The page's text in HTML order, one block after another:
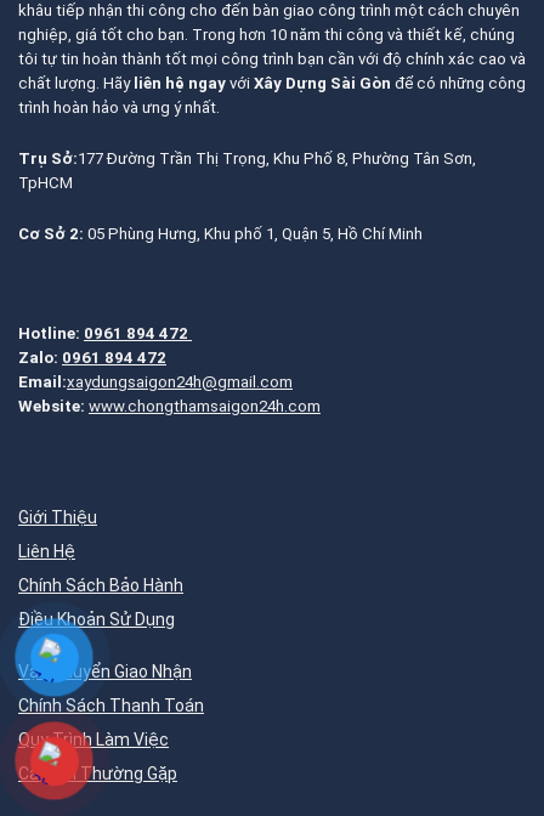
khâu tiếp nhận thi công cho đến bàn giao công trình một cách chuyên
nghiệp, giá tốt cho bạn. Trong hơn 10 năm thi công và thiết kế, chúng
tôi tự tin hoàn thành tốt mọi công trình bạn cần với độ chính xác cao và
chất lượng. Hãy liên hệ ngay với Xây Dựng Sài Gòn để có những công
trình hoàn hảo và ưng ý nhất.
Trụ Sở:177 Đường Trần Thị Trọng, Khu Phố 8, Phường Tân Sơn,
TpHCM
Cơ Sở 2: 05 Phùng Hưng, Khu phố 1, Quận 5, Hồ Chí Minh
Hotline: 0961 894 472
Zalo: 0961 894 472
Email:xaydungsaigon24h@gmail.com
Website: www.chongthamsaigon24h.com
Giới Thiệu
Liên Hệ
Chính Sách Bảo Hành
Điều Khoản Sử Dụng
Vận Chuyển Giao Nhận
Chính Sách Thanh Toán
Quy Trình Làm Việc
Câu Hỏi Thường Gặp